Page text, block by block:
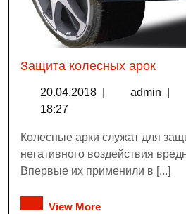
Защита колесных арок
20.04.2018 admin
18:27
Колесные арки служат для
негативного воздействия
Впервые их применили в [...]
View More